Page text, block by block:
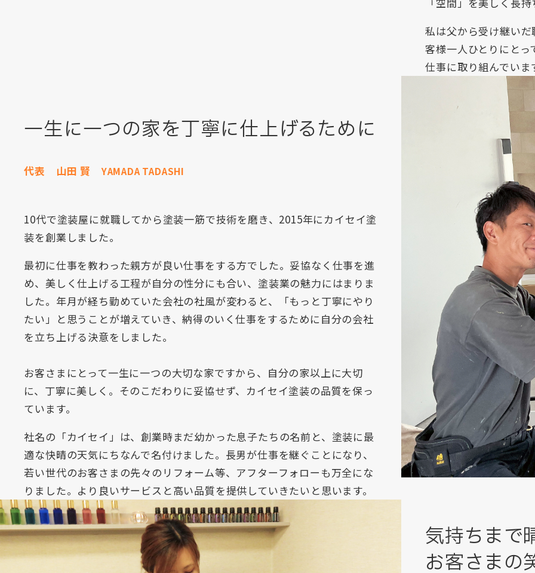
私は父から受け継い
客様一人ひとりにと
仕事に取り組んでいま
一生に一つの家を丁寧に仕上げるために
代表 山田 賢YAMADA TADASHI
10代で塗装屋に就職してから塗装一筋で技術を磨き、2015年にカイセイ塗
装を創業しました。
最初に仕事を教わった親方が良い仕事をする方でした。妥協なく仕事を進
め、美しく仕上げる工程が自分の性分にも合い、塗装業の魅力にはまりま
した。年月が経ち勤めていた会社の社風が変わると、「もっと丁寧にやり
たい」と思うことが増えていき、納得のいく仕事をするために自分の会社
を立ち上げる決意をしました。
お客さまにとって一生に一つの大切な家ですから、自分の家以上に大切
に、丁寧に美しく。そのこだわりに妥協せず、カイセイ塗装の品質を保っ
ています。
社名の「カイセイ」は、創業時まだ幼かった息子たちの名前と、塗装に最
適な快晴の天気にちなんで名付けました。長男が仕事を継ぐことになり、
若い世代のお客さまの先々のリフォーム等、アフターフォローも万全にな
りました。より良いサービスと高い品質を提供していきたいと思います。
気持ちまで
お客さまの